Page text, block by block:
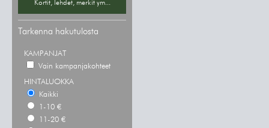
Kortit, lehdet, merkit ym...
Tarkenna hakutulosta
KAMPANJAT
Vain kampanjakohteet
HINTALUOKKA
Kaikki
1-10 €
11-20 €